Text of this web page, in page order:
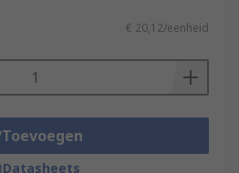
€ 20,12/eenheid
Toevoegen
Datasheets